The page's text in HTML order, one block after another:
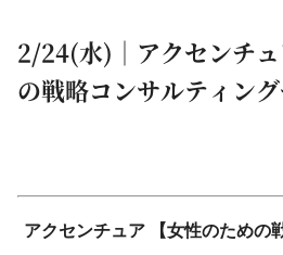
2/24(水)｜アクセンチ
の戦略コンサルティング
アクセンチュア 【女性のための